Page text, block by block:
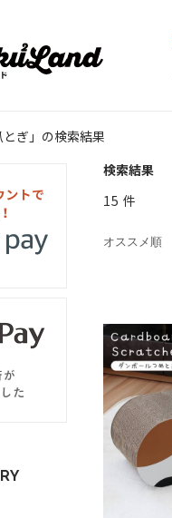
とぎ」の検索結果
検索結果
15 件